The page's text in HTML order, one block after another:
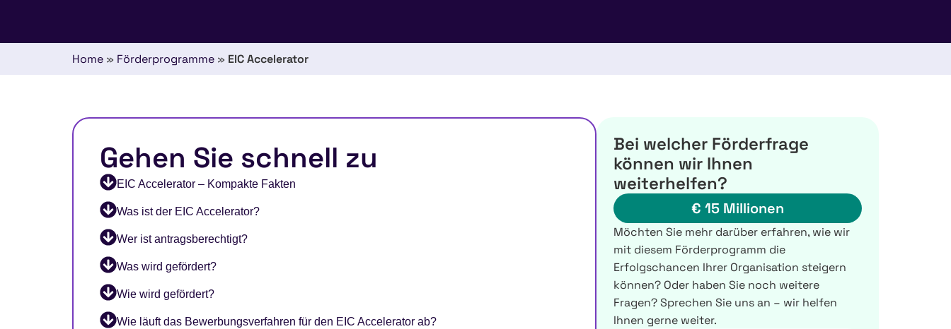
Home » Förderprogramme » EIC Accelerator
Gehen Sie schnell zu
EIC Accelerator – Kompakte Fakten
Was ist der EIC Accelerator?
Wer ist antragsberechtigt?
Was wird gefördert?
Wie wird gefördert?
Wie läuft das Bewerbungsverfahren für den EIC Accelerator ab?
Bei welcher Förderfrage
können wir Ihnen
weiterhelfen?
€ 15 Millionen
Möchten Sie mehr darüber erfahren, wie wir
mit diesem Förderprogramm die
Erfolgschancen Ihrer Organisation steigern
können? Oder haben Sie noch weitere
Fragen? Sprechen Sie uns an – wir helfen
Ihnen gerne weiter.